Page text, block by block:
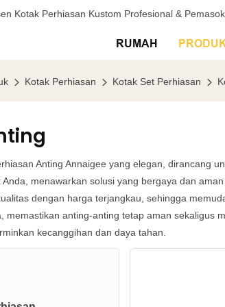
Kotak Perhiasan Kustom Profesional &
RUMAH
Kotak Perhiasan Kotak Set Perhiasan
Anting Annaigee yang elegan, dirancang
Anda, menawarkan solusi yang bergaya dan
dengan harga terjangkau, sehingga
memastikan anting-anting tetap aman sekaligus
kecanggihan dan daya tahan.